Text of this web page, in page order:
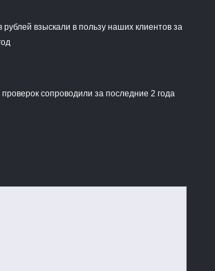
рублей взыскали в пользу наших клиентов за
проверок сопроводили за последние 2 года